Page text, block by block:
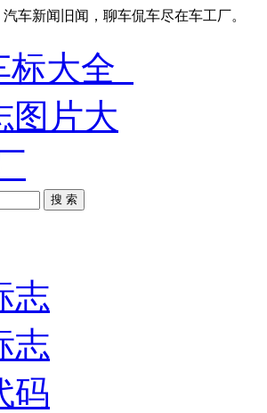
车新闻旧闻，聊车侃车尽在车工厂。
搜 索
志
志
码